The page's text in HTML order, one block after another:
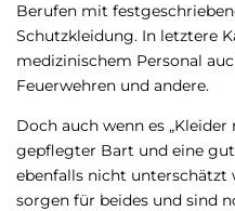
Berufen mit
Schutzkleidung. In letztere
medizinischem Personal
Feuerwehren und andere.
Doch auch wenn es
gepflegter Bart und eine
ebenfalls nicht unterschätzt
sorgen für beides und sind